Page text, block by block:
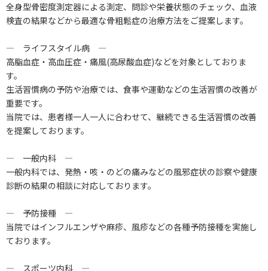
全身型骨密度測定器による測定、問診や栄養状態のチェック、血液
検査の結果などから最適な骨粗鬆症の治療方法をご提案します。
― ライフスタイル病 ―
高脂血症・高血圧症・痛風(高尿酸血症)などを対象としておりま
す。
生活習慣病の予防や治療では、食事や運動などの生活習慣の改善が
重要です。
当院では、患者様一人一人に合わせて、継続できる生活習慣の改善
を提案しております。
― 一般内科 ―
一般内科では、発熱・咳・のどの痛みなどの風邪症状の診察や健康
診断の結果の相談に対応しております。
― 予防接種 ―
当院ではインフルエンザや麻疹、風疹などの各種予防接種を実施し
ております。
― スポーツ内科 ―